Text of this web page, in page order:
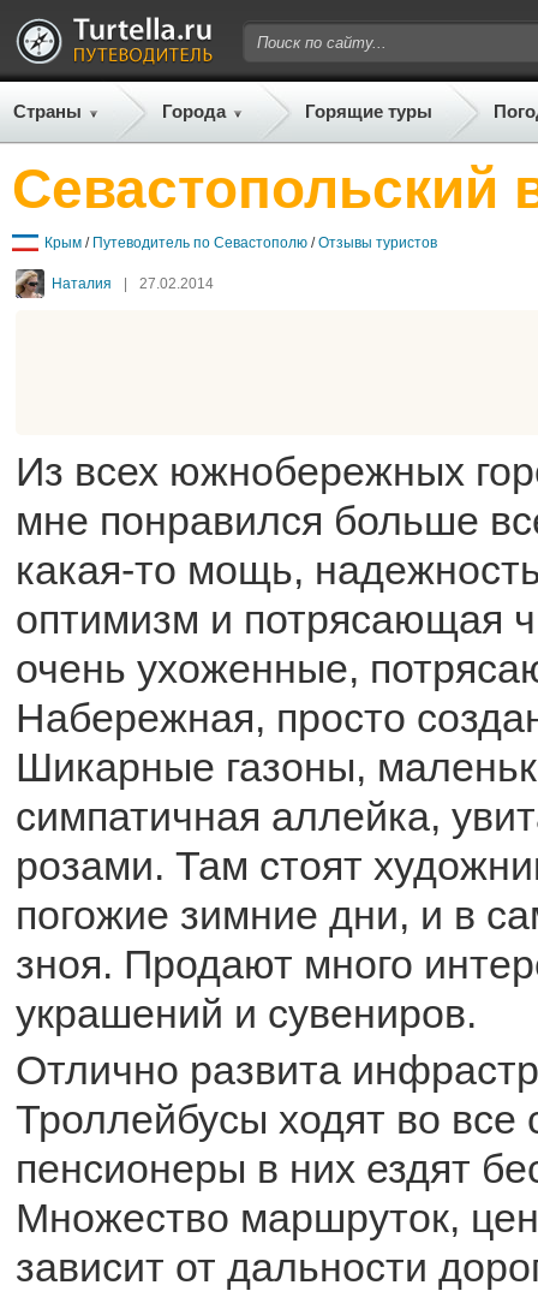
Страны Города Горящие туры
Севастопольский
Крым / Путеводитель по Севастополю /Отзывы туристов
Наталия | 27.02.2014
Из всех южнобережных
мне понравился больше
какая-то мощь,
оптимизм и потрясающая
очень ухоженные,
Набережная, просто
Шикарные газоны,
симпатичная аллейка,
розами. Там стоят
погожие зимние дни, и в
зноя. Продают много
украшений и сувениров.
Отлично развита
Троллейбусы ходят во
пенсионеры в них ездят
Множество маршруток,
зависит от дальности